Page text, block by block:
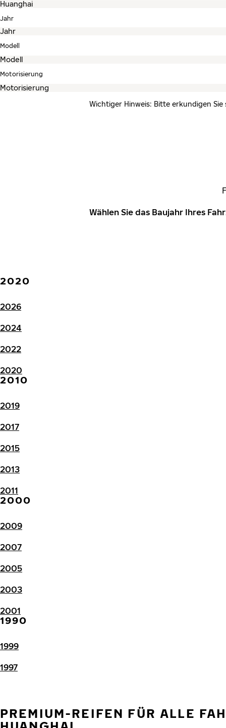
Jahr
Modell
Motorisierung
Wichtiger Hinweis: Bitte erkundigen
Wählen Sie das Baujahr Ihres
2020
2026
2024
2022
2020
2010
2019
2017
2015
2013
2011
2000
2009
2007
2005
2003
2001
1990
1999
1997
PREMIUM-REIFEN FÜR ALLE